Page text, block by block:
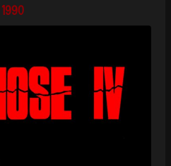
1990